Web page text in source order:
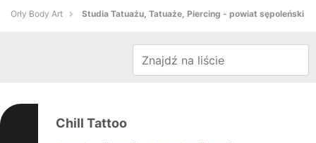
Orły Body Art Studia Tatuażu, Tatuaże, Piercing - powiat sępoleński
Chill Tattoo